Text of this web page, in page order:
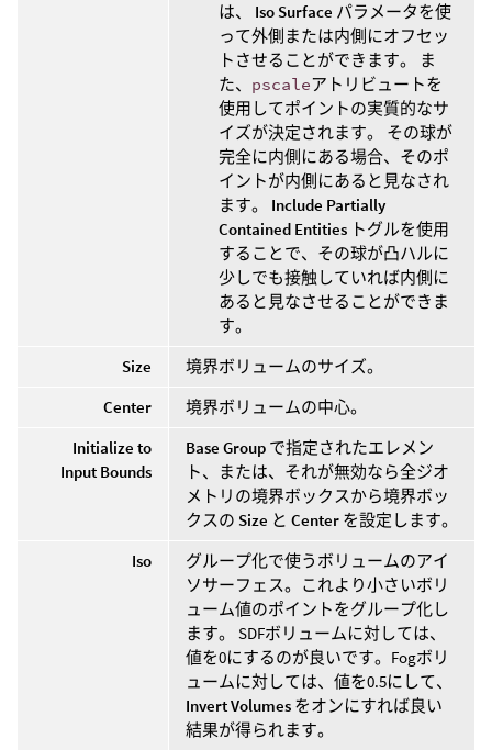
は、 Iso Surface パラメータを使
って外側または内側にオフセッ
トさせることができます。 ま
た、 pscaleアトリビュートを
使用してポイントの実質的なサ
イズが決定されます。 その球が
完全に内側にある場合、そのポ
イントが内側にあると見なされ
ます。 Include Partially
Contained Entities トグルを使用
することで、その球が凸ハルに
少しでも接触していれば内側に
あると見なさせることができま
す。
Size
境界ボリュームのサイズ。
Center
境界ボリュームの中心。
Initialize to
Input Bounds
Base Group で指定されたエレメン
ト、または、それが無効なら全ジオ
メトリの境界ボックスから境界ボッ
クスの Size と Center を設定します。
Iso
グループ化で使うボリュームのアイ
ソサーフェス。これより小さいボリ
ューム値のポイントをグループ化し
ます。 SDFボリュームに対しては、
値を0にするのが良いです。Fogボリ
ュームに対しては、値を0.5にして、
Invert Volumes をオンにすれば良い
結果が得られます。